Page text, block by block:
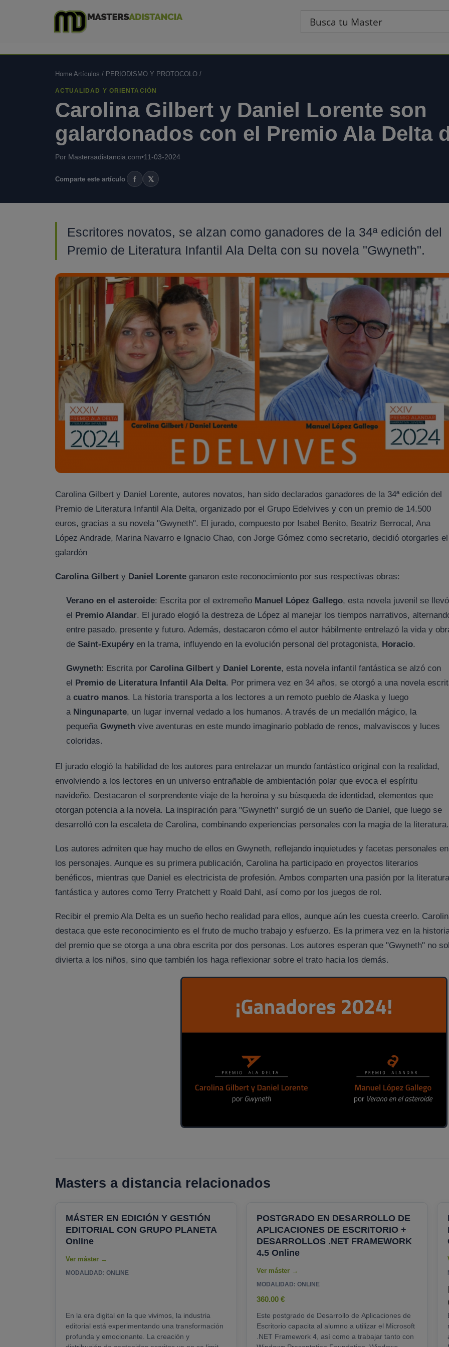
Home Artículos / PERIODISMO Y PROTOCOLO/
ACTUALIDAD Y ORIENTACIÓN
Carolina Gilbert y Daniel Lorente son
galardonados con el Premio Ala Delta
Por Mastersadistancia.com•11-03-2024
Comparte este artículo f 𝕏
Escritores novatos, se alzan como ganadores de la 34ª edición del
Premio de Literatura Infantil Ala Delta con su novela "Gwyneth".
Carolina Gilbert y Daniel Lorente, autores novatos, han sido declarados ganadores de la 34ª edición del
Premio de Literatura Infantil Ala Delta, organizado por el Grupo Edelvives y con un premio de 14.500
euros, gracias a su novela "Gwyneth". El jurado, compuesto por Isabel Benito, Beatriz Berrocal, Ana
López Andrade, Marina Navarro e Ignacio Chao, con Jorge Gómez como secretario, decidió otorgarles el
galardón
Carolina Gilberty Daniel Lorenteganaron este reconocimiento por sus respectivas obras:
Verano en el asteroide: Escrita por el extremeño Manuel López Gallego, esta novela juvenil se llevó
el Premio Alandar. El jurado elogió la destreza de López al manejar los tiempos narrativos,
entre pasado, presente y futuro. Además, destacaron cómo el autor hábilmente entrelazó la vida y
de Saint-Exupéryen la trama, influyendo en la evolución personal del protagonista, Horacio.
Gwyneth: Escrita por Carolina Gilberty Daniel Lorente, esta novela infantil fantástica se alzó con
el Premio de Literatura Infantil Ala Delta. Por primera vez en 34 años, se otorgó a una novela
a cuatro manos. La historia transporta a los lectores a un remoto pueblo de Alaska y luego
a Ningunaparte, un lugar invernal vedado a los humanos. A través de un medallón mágico, la
pequeña Gwynethvive aventuras en este mundo imaginario poblado de renos, malvaviscos y luces
coloridas.
El jurado elogió la habilidad de los autores para entrelazar un mundo fantástico original con la realidad,
envolviendo a los lectores en un universo entrañable de ambientación polar que evoca el espíritu
navideño. Destacaron el sorprendente viaje de la heroína y su búsqueda de identidad, elementos que
otorgan potencia a la novela. La inspiración para "Gwyneth" surgió de un sueño de Daniel, que luego se
desarrolló con la escaleta de Carolina, combinando experiencias personales con la magia de la literatura.
Los autores admiten que hay mucho de ellos en Gwyneth, reflejando inquietudes y facetas personales en
los personajes. Aunque es su primera publicación, Carolina ha participado en proyectos literarios
benéficos, mientras que Daniel es electricista de profesión. Ambos comparten una pasión por la literatura
fantástica y autores como Terry Pratchett y Roald Dahl, así como por los juegos de rol.
Recibir el premio Ala Delta es un sueño hecho realidad para ellos, aunque aún les cuesta creerlo.
destaca que este reconocimiento es el fruto de mucho trabajo y esfuerzo. Es la primera vez en la
del premio que se otorga a una obra escrita por dos personas. Los autores esperan que "Gwyneth" no
divierta a los niños, sino que también los haga reflexionar sobre el trato hacia los demás.
Masters a distancia relacionados
MÁSTER EN EDICIÓN Y GESTIÓN
EDITORIAL CON GRUPO PLANETA
Online
MODALIDAD: ONLINE
En la era digital en la que vivimos, la industria
editorial está experimentando una transformación
profunda y emocionante. La creación y
POSTGRADO EN DESARROLLO DE
APLICACIONES DE ESCRITORIO +
DESARROLLOS .NET FRAMEWORK
4.5 Online
MODALIDAD: ONLINE
360.00 €
Este postgrado de Desarrollo de Aplicaciones de
Escritorio capacita al alumno a utilizar el Microsoft
.NET Framework 4, así como a trabajar tanto con